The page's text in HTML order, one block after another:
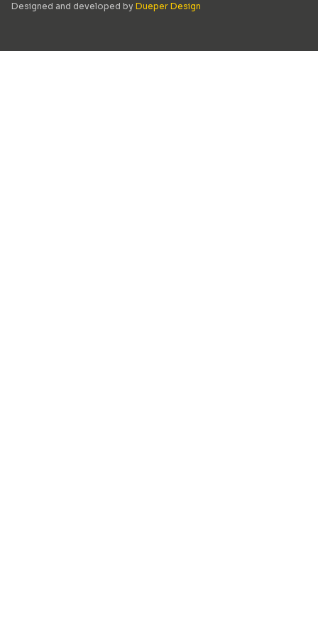
Designed and developed by Dueper Design